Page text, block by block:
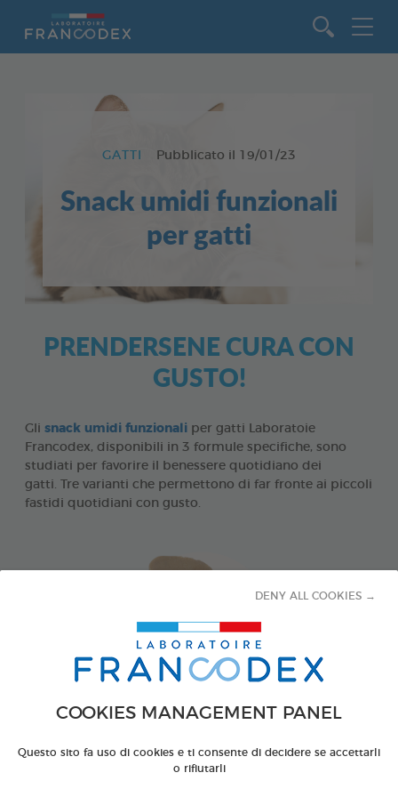
COOKIES MANAGEMENT PANEL
Questo sito fa uso di cookies e ti consente di decidere se accettarli
o rifiutarli
DENY ALL COOKIES →
GATTI Pubblicato il 19/01/23
Snack umidi funzionali
per gatti
PRENDERSENE CURA CON
GUSTO!
Gli snack umidi funzionali per gatti Laboratoie
Francodex, disponibili in 3 formule specifiche, sono
studiati per favorire il benessere quotidiano dei
gatti. Tre varianti che permettono di far fronte ai piccoli
fastidi quotidiani con gusto.